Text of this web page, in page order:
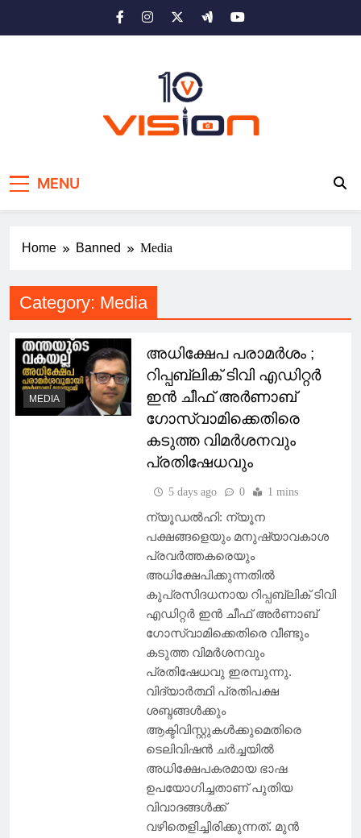
MENU
Home Banned Media
Category: Media
MEDIA
അധിക്ഷേപ പരാമർശം ;
റിപ്പബ്ലിക് ടിവി എഡിറ്റര്‍
ഇന്‍ ചീഫ് അര്‍ണാബ്
ഗോസ്വാമിക്കെതിരെ
കടുത്ത വിമര്‍ശനവും
പ്രതിഷേധവും
5 days ago 0 1 mins
ന്യൂഡല്‍ഹി: ന്യൂന
പക്ഷങ്ങളെയും മനുഷ്യാവകാശ
പ്രവർത്തകരെയും
അധിക്ഷേപിക്കുന്നതിൽ
കുപ്രസിദധനായ റിപ്പബ്ലിക് ടിവി
എഡിറ്റര്‍ ഇന്‍ ചീഫ് അര്‍ണാബ്
ഗോസ്വാമിക്കെതിരെ വീണ്ടും
കടുത്ത വിമര്‍ശനവും
പ്രതിഷേധവു ഇരമ്പുന്നു.
വിദ്യാര്‍ത്ഥി പ്രതിപക്ഷ
ശബ്ദങ്ങള്‍ക്കും
ആക്ടിവിസ്റ്റുകള്‍ക്കുമെതിരെ
ടെലിവിഷന്‍ ചര്‍ച്ചയില്‍
അധിക്ഷേപകരമായ ഭാഷ
ഉപയോഗിച്ചതാണ് പുതിയ
വിവാദങ്ങള്‍ക്ക്
വഴിതെളിച്ചിരിക്കുന്നത്. മുന്‍